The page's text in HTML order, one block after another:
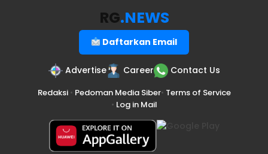
RG.NEWS
Daftarkan Email
Advertise Career Contact Us
Redaksi• Pedoman Media Siber• Terms of Service
• Log in Mail